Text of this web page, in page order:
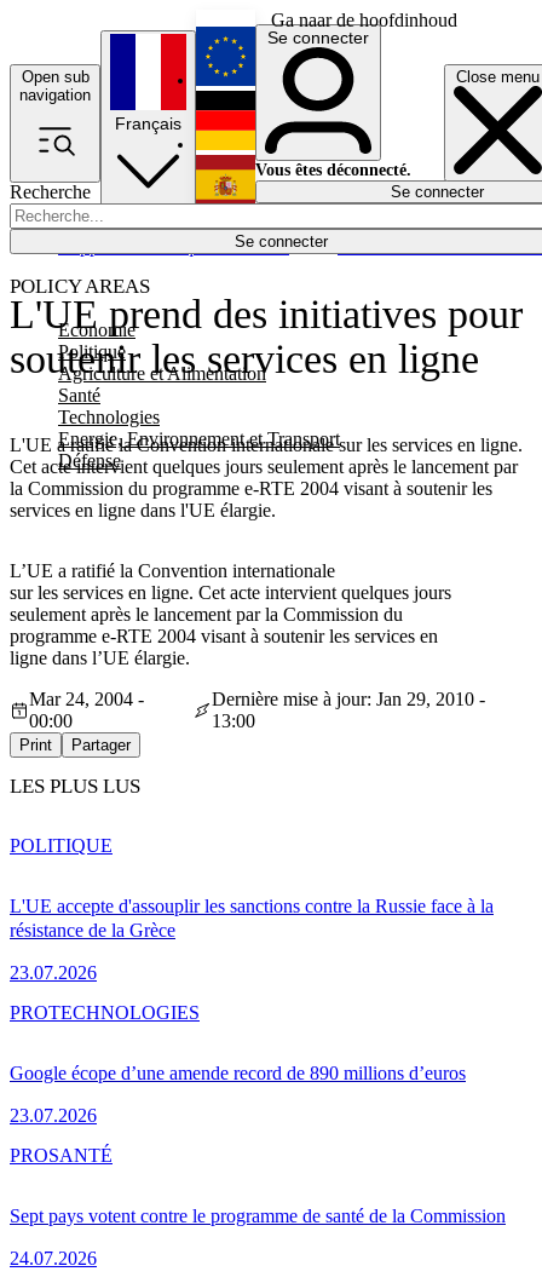
Ga naar de hoofdinhoud
Open sub
navigation
Close menu
Recherche
Se connecter
POLICY AREAS
Economie
Politique
Agriculture et Alimentation
Santé
Technologies
Energie, Environnement et Transport
Défense
Économie
Français
English
Deutsch
Español
Se connecter
Vous êtes déconnecté.
Se connecter
L'UE prend des initiatives pour
soutenir les services en ligne
L'UE a ratifié la Convention internationale sur les services en ligne.
Cet acte intervient quelques jours seulement après le lancement par
la Commission du programme e-RTE 2004 visant à soutenir les
services en ligne dans l'UE élargie.
L’UE a ratifié la Convention internationale
sur les services en ligne. Cet acte intervient quelques jours
seulement après le lancement par la Commission du
programme e-RTE 2004 visant à soutenir les services en
ligne dans l’UE élargie.
Mar 24, 2004 -
00:00
Dernière mise à jour: Jan 29, 2010 -
13:00
Print Partager
LES PLUS LUS
L'UE accepte d'assouplir les sanctions contre la Russie face à la
résistance de la Grèce
23.07.2026
POLITIQUE
Google écope d’une amende record de 890 millions d’euros
23.07.2026
PROTECHNOLOGIES
Sept pays votent contre le programme de santé de la Commission
24.07.2026
PROSANTÉ